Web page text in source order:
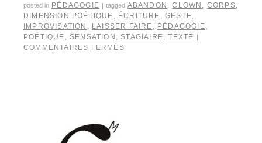
posted in PÉDAGOGIE tagged ABANDON ,CLOWN , CORPS,
DIMENSION POÉTIQUE , ÉCRITURE ,GESTE,
IMPROVISATION , LAISSER FAIRE , PÉDAGOGIE,
POÉTIQUE , SENSATION , STAGIAIRE,TEXTE
COMMENTAIRES FERMÉS